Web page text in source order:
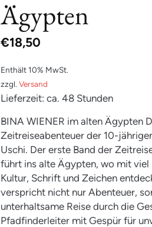
Ägypten
€18,50
Enthält 10% MwSt.
zzgl. Versand
Lieferzeit: ca. 48 Stunden
BINA WIENER im alten Ägypten
Zeitreiseabenteuer der 10-
Uschi. Der erste Band der
führt ins alte Ägypten, wo mit viel
Kultur, Schrift und Zeichen
verspricht nicht nur Abenteuer,
unterhaltsame Reise durch die
Pfadfinderleiter mit Gespür für